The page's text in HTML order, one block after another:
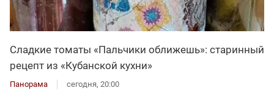
Сладкие томаты «Пальчики оближешь»: старинный
рецепт из «Кубанской кухни»
Панорама сегодня, 20:00